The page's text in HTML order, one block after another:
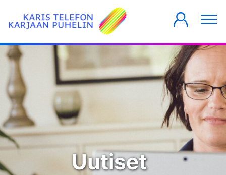
YRITYKSILLE
Uutiset